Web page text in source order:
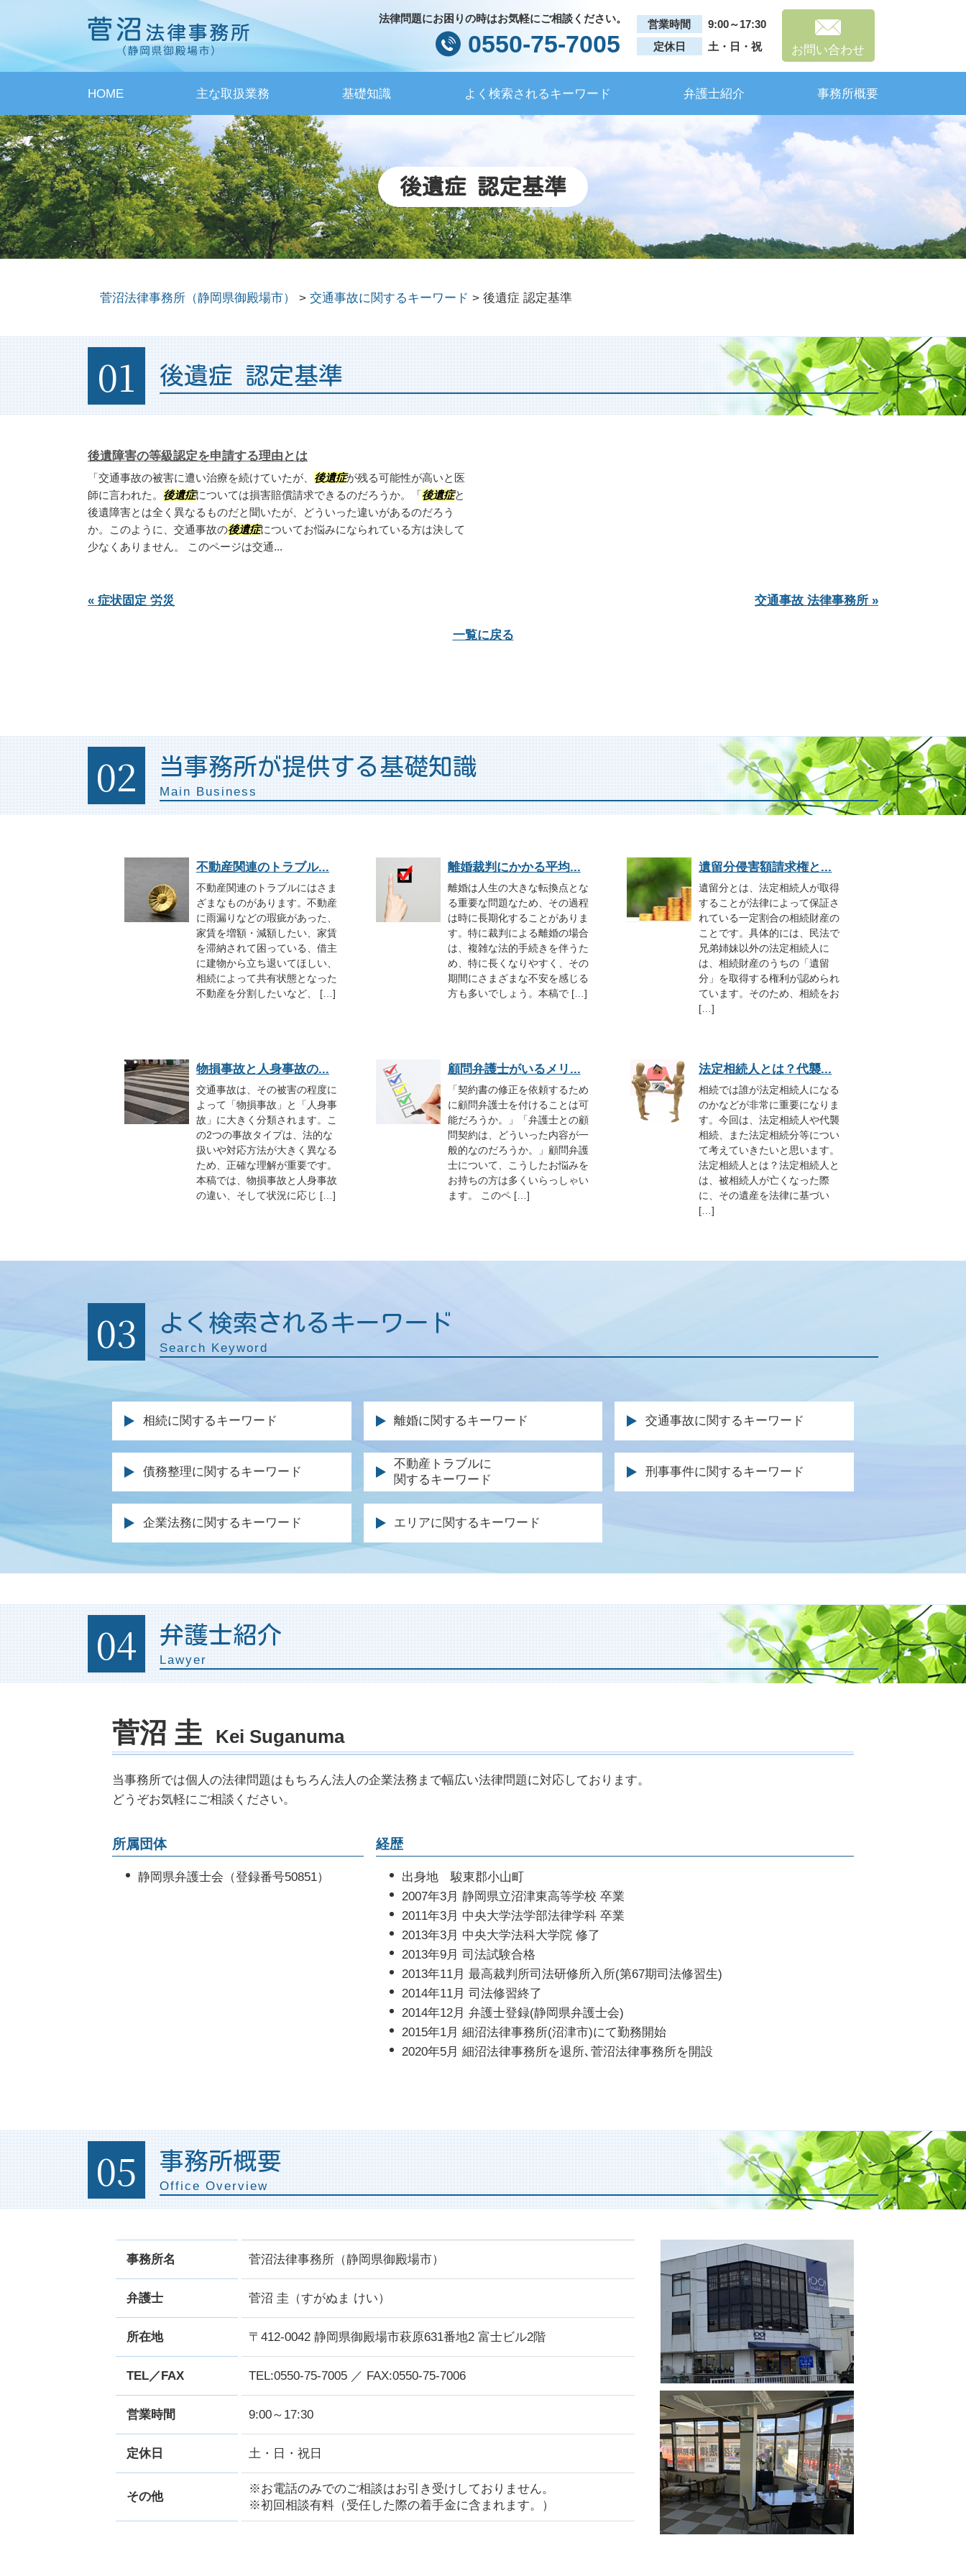
後遺症 認定基準
法律問題にお困りの時はお気軽にご相談ください。
0550-75-7005
営業時間
9:00～17:30
定休日
土・日・祝 お問い合わせ
HOME 主な取扱業務 基礎知識 よく検索されるキーワード 弁護士紹介 事務所概要
菅沼法律事務所（静岡県御殿場市） > 交通事故に関するキーワード > 後遺症 認定基準
01 後遺症 認定基準
後遺障害の等級認定を申請する理由とは
「交通事故の被害に遭い治療を続けていたが、 後遺症が残る可能性が高いと医
師に言われた。 後遺症については損害賠償請求できるのだろうか。「後遺症と
後遺障害とは全く異なるものだと聞いたが、どういった違いがあるのだろう
か。このように、交通事故の後遺症についてお悩みになられている方は決して
少なくありません。 このページは交通...
« 症状固定 労災 交通事故 法律事務所 »
一覧に戻る
02 当事務所が提供する基礎知識
Main Business
不動産関連のトラブル...
不動産関連のトラブルにはさま
ざまなものがあります。不動産
に雨漏りなどの瑕疵があった、
家賃を増額・減額したい、家賃
を滞納されて困っている、借主
に建物から立ち退いてほしい、
相続によって共有状態となった
不動産を分割したいなど、 […]
離婚裁判にかかる平均...
離婚は人生の大きな転換点とな
る重要な問題なため、その過程
は時に長期化することがありま
す。特に裁判による離婚の場合
は、複雑な法的手続きを伴うた
め、特に長くなりやすく、その
期間にさまざまな不安を感じる
方も多いでしょう。本稿で […]
遺留分侵害額請求権と...
遺留分とは、法定相続人が取得
することが法律によって保証さ
れている一定割合の相続財産の
ことです。具体的には、民法で
兄弟姉妹以外の法定相続人に
は、相続財産のうちの「遺留
分」を取得する権利が認められ
ています。そのため、相続をお
[…]
物損事故と人身事故の...
交通事故は、その被害の程度に
よって「物損事故」と「人身事
故」に大きく分類されます。こ
の2つの事故タイプは、法的な
扱いや対応方法が大きく異なる
ため、正確な理解が重要です。
本稿では、物損事故と人身事故
の違い、そして状況に応じ […]
顧問弁護士がいるメリ...
「契約書の修正を依頼するため
に顧問弁護士を付けることは可
能だろうか。」「弁護士との顧
問契約は、どういった内容が一
般的なのだろうか。」顧問弁護
士について、こうしたお悩みを
お持ちの方は多くいらっしゃい
ます。 このペ […]
法定相続人とは？代襲...
相続では誰が法定相続人になる
のかなどが非常に重要になりま
す。今回は、法定相続人や代襲
相続、また法定相続分等につい
て考えていきたいと思います。
法定相続人とは？法定相続人と
は、被相続人が亡くなった際
に、その遺産を法律に基づい
[…]
03 よく検索されるキーワード
Search Keyword
相続に関するキーワード
遺留分 相続
遺産分割 不動産
遺留分 裁判
死亡 退職金
事業継承 相続
相続 手続き 期限
分割 協議
遺留分 権利者
遺産分割 まとまらない
遺言書 遺産分割協議書
遺留分侵害額請求権 時効
遺言執行者 遺産分割協議
相続財産 調査
相続 期限
離婚に関するキーワード
公正証書 親権
離婚調停 不成立
養育費 調停
親権 監護権 違い
離婚 調停 不成立
離婚届 協議離婚
財産分与 調停
親権 父親
離婚 調停 親権
離婚裁判 不成立
子供 養育費
交通事故に関するキーワード
死亡 逸失利益
事故 診断書 保険会社
自賠責 保険 等級
休業損害 とは
後遺症 認定基準
交通事故 休業損害
後遺障害 逸失利益
人身事故 物損事故 違い
債務整理に関するキーワード
同時廃止 流れ
自己破産 受任通知
自己破産 法律事務所
個人再生 官報
自己破産 必要書類
自己破産 就職
自己破産 損害賠償
自己破産 資格 制限 職業
免責 破産
債務 種類
特定調停 弁護士
官報に載る デメリット
債務整理 メリットとデメリット
不動産トラブルに
関するキーワード
不動産 契約トラブル 弁護士
不動産 退去 トラブル
賃貸住宅 トラブル
明け渡し 請求
建物 明け渡し 訴訟
土地 境界 トラブル
不動産売買 仲介トラブル
家賃滞納 回収
不動産 仲介業者 トラブル
不法占拠 立ち退き
刑事事件に関するキーワード
刑事事件 被害者
刑事事件 起訴
逮捕 相談
起訴された場合
示談 前科
起訴されたら 裁判
被害届 取り下げ 釈放
企業法務に関するキーワード
契約書 内容確認
残業代請求 会社側
法務部 弁護士
企業 法務部
法律顧問 契約書
残業代 請求された
商標権 侵害 ロゴ
リーガル チェック 法務部
会社の顧問弁護士
企業法務 仕事内容
顧問弁護士 メリット
未払い金 回収 方法
企業法務 法律事務所
企業間訴訟 弁護士
エリアに関するキーワード
04 弁護士紹介
Lawyer
菅沼 圭 Kei Suganuma
当事務所では個人の法律問題はもちろん法人の企業法務まで幅広い法律問題に対応しております。
どうぞお気軽にご相談ください。
所属団体
静岡県弁護士会（登録番号50851）
経歴
出身地 駿東郡小山町
2007年3月 静岡県立沼津東高等学校 卒業
2011年3月 中央大学法学部法律学科 卒業
2013年3月 中央大学法科大学院 修了
2013年9月 司法試験合格
2013年11月 最高裁判所司法研修所入所(第67期司法修習生)
2014年11月 司法修習終了
2014年12月 弁護士登録(静岡県弁護士会)
2015年1月 細沼法律事務所(沼津市)にて勤務開始
2020年5月 細沼法律事務所を退所､菅沼法律事務所を開設
05 事務所概要
Office Overview
事務所名 菅沼法律事務所（静岡県御殿場市）
弁護士 菅沼 圭（すがぬま けい）
所在地 〒412-0042 静岡県御殿場市萩原631番地2 富士ビル2階
TEL／FAX TEL:0550-75-7005 ／ FAX:0550-75-7006
営業時間 9:00～17:30
定休日 土・日・祝日
その他
※お電話のみでのご相談はお引き受けしておりません。
※初回相談有料（受任した際の着手金に含まれます。）